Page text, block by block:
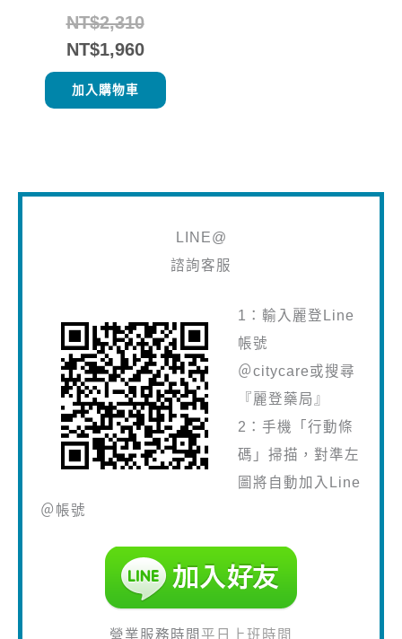
NT$2,310
NT$1,960
加入購物車
LINE@
諮詢客服
1：輸入麗登Line
帳號
＠citycare或搜尋
『麗登藥局』
2：手機「行動條
碼」掃描，對準左
圖將自動加入Line
＠帳號
營業服務時間 平日上班時間